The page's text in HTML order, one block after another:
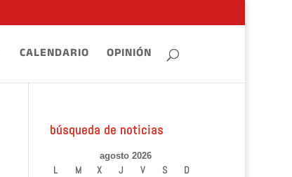
CALENDARIO OPINIÓN
búsqueda de noticias
agosto 2026
L M X J V S
D